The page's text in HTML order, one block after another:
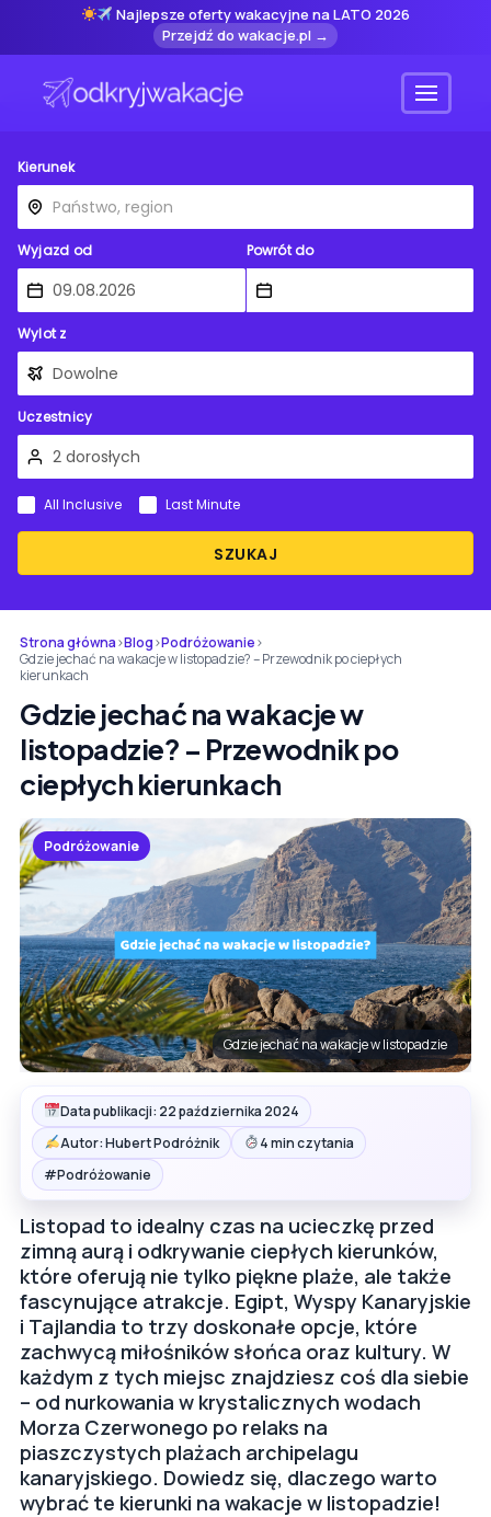
Najlepsze oferty wakacyjne na LATO 2026
Przejdź do wakacje.pl →
Menu
Kierunek
Wyjazd od Powrót do
Wylot z
Uczestnicy
SZUKAJ
All Inclusive Last Minute
Strona główna›Blog›Podróżowanie›
Gdzie jechać na wakacje w listopadzie? – Przewodnik po ciepłych
kierunkach
Gdzie jechać na wakacje w
listopadzie? – Przewodnik po
ciepłych kierunkach
Podróżowanie
Gdzie jechać na wakacje w listopadzie
Data publikacji: 22 października 2024
Autor: Hubert Podróżnik
4 min czytania
#Podróżowanie
Listopad to idealny czas na ucieczkę przed
zimną aurą i odkrywanie ciepłych kierunków,
które oferują nie tylko piękne plaże, ale także
fascynujące atrakcje. Egipt, Wyspy Kanaryjskie
i Tajlandia to trzy doskonałe opcje, które
zachwycą miłośników słońca oraz kultury. W
każdym z tych miejsc znajdziesz coś dla siebie
– od nurkowania w krystalicznych wodach
Morza Czerwonego po relaks na
piaszczystych plażach archipelagu
kanaryjskiego. Dowiedz się, dlaczego warto
wybrać te kierunki na wakacje w listopadzie!